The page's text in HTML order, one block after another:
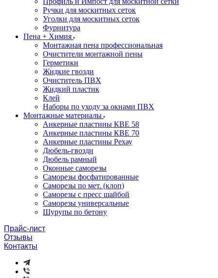
Ручки для москитных сеток
Уголки для москитных сеток
Фурнитура
Пена + Химия
Монтажная пена профессиональная
Очистители монтажной пены
Герметики
Жидкие гвозди
Очиститель ПВХ
Жидкий пластик
Клей
Наборы по уходу за окнами ПВХ
Монтажные материалы
Анкерные пластины КВЕ 58
Анкерные пластины КВЕ 70
Анкерные пластины Рехау
Дюбель-гвозди
Дюбель рамный
Оконные саморезы
Саморезы фосфатированные
Саморезы по мет. (клоп)
Саморезы с пресс шайбой
Саморезы универсальные
Шурупы по бетону
Прайс-лист
Отзывы
Контакты